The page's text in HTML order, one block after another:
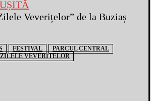
Veverițelor” de la Buziaș
FESTIVAL
PARCUL CENTRAL
ZILELE VEVERITELOR